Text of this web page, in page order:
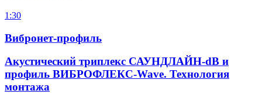
1:30
Вибронет-профиль
Акустический триплекс САУНДЛАЙН-dB и
профиль ВИБРОФЛЕКС-Wave. Технология
монтажа